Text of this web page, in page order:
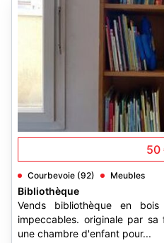
50
Courbevoie (92) Meubles
Bibliothèque
Vends bibliothèque en
impeccables. originale par
une chambre d'enfant pour...